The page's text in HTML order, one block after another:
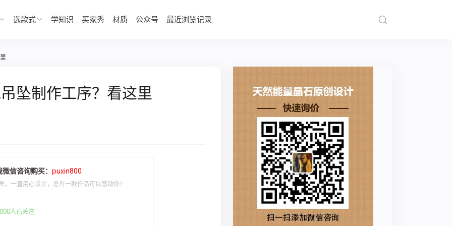
选款式 学知识 买家秀 材质 公众号 最近浏览记录
坠制作工序？看这里
信咨询购买： puxin800
，一直用心设计，总有一款作品可以感动你！
人已关注